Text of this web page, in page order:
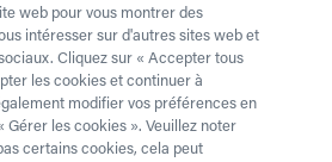
? Celles-ci sont
à l’achat. Vous souhaitez faire
? C’est possibleici
pour au moins 1 mois et payes
les prixici. Une livraison
web pour vous montrer des
intéresser sur d'autres sites web et
Cliquez sur « Accepter tous
les cookies et continuer à
modifier vos préférences en
Gérer les cookies ». Veuillez noter
certains cookies, cela peut